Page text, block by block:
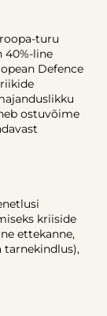
turu
40%-line
Defence
ostuvõime
kriiside
ettekanne,
tarnekindlus),